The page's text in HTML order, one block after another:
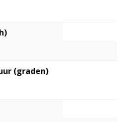
(graden)